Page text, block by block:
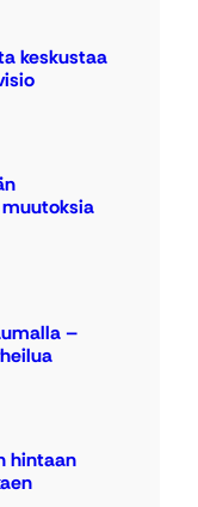
keskustaa
–
hintaan